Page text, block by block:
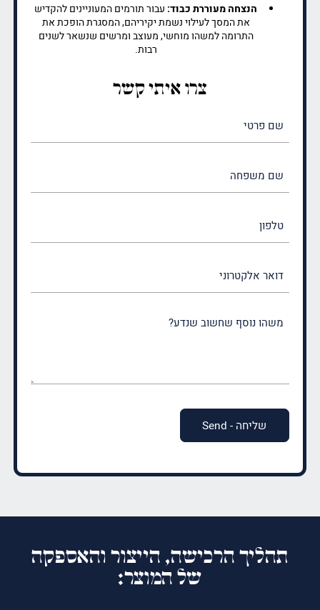
הנצחה מעוררת כבוד: עבור תורמים המעוניינים להקדיש
את המסך לעילוי נשמת יקיריהם, המסגרת הופכת את
התרומה למשהו מוחשי, מעוצב ומרשים שנשאר לשנים
רבות.
צרו איתי קשר
(חובה)
(חובה)
תהליך הרכישה, הייצור והאספקה
של המוצר: